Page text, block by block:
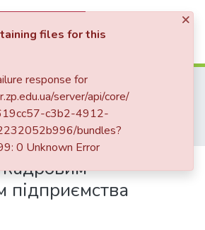
Кафедра менеджменту та адміністрування (Кафедра М та А)
Кваліфікаційні випускні роботи здобувачів вищої освіти кафедри М та А
Управління кадровим потенціалом підприємства
підприємства
×
files for this
response for
server/api/core/
c3b2-4912-
bundles?
0 Unknown Error